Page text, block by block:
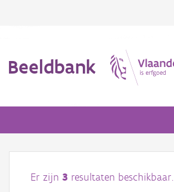
Beeldbank
Afbeeldingen
Er zijn 3 resultaten beschikbaar.